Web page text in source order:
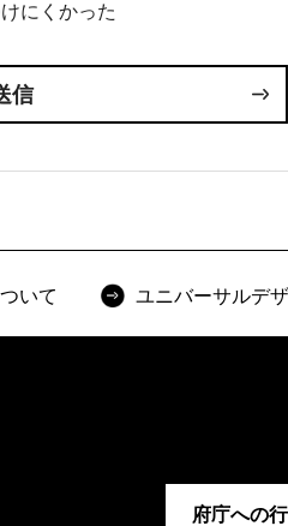
にくかった
いて ユニバーサルデ
府庁への